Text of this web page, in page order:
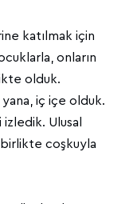
katılmak için
onların
olduk.
yana, iç içe olduk.
Ulusal
coşkuyla